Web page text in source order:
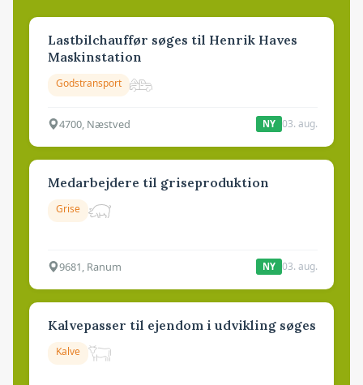
Lastbilchauffør søges til Henrik Haves
Maskinstation
Godstransport
4700, Næstved NY 03. aug.
Medarbejdere til griseproduktion
Grise
9681, Ranum NY 03. aug.
Kalvepasser til ejendom i udvikling søges
Kalve